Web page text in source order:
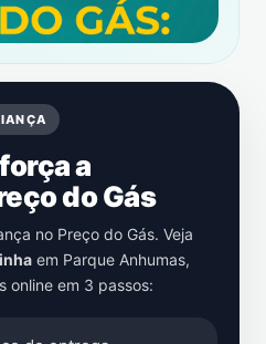
a
do Gás
no Preço do Gás. Veja
em Parque Anhumas,
online em 3 passos: